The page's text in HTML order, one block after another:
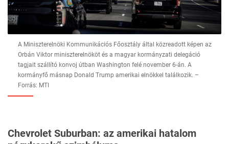
A Miniszterelnöki Kommunikációs Főosztály által közreadott képen az
Orbán Viktor miniszterelnököt és a magyar kormányzati delegáció
tagjait szállító konvoj útban Washington felé november 6-án. A
kormányfő másnap Donald Trump amerikai elnökkel találkozik. –
Forrás: MTI
Chevrolet Suburban: az amerikai hatalom